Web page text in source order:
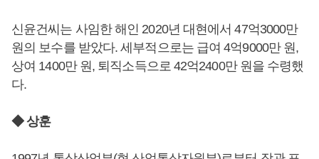
신윤건씨는 사임한 해인 2020년 대현에서 47억3000만
원의 보수를 받았다. 세부적으로는 급여 4억9000만 원,
상여 1400만 원, 퇴직소득으로 42억2400만 원을 수령했
다.
◆ 상훈